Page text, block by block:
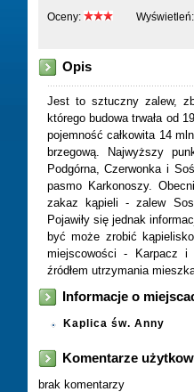
Oceny: Wyświetleń:
Opis
Jest to sztuczny zalew,
którego budowa trwała od
pojemność całkowita 14
brzegową. Najwyższy
Podgórna, Czerwonka i
pasmo Karkonoszy.
zakaz kąpieli - zalew
Pojawiły się jednak
być może zrobić
miejscowości - Karpacz i
źródłem utrzymania
Informacje o
Kaplica św. Anny
Komentarze
brak komentarzy